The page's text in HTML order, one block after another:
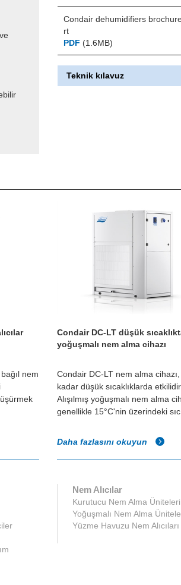
Condair dehumidifiers
rt
PDF (1.6MB)
Teknik kılavuz
nem
Condair DC-LT düşük
yoğuşmalı nem alma cihazı
Condair DC-LT nem alma
kadar düşük sıcaklıklarda etkilidir.
Alışılmış yoğuşmalı nem alma
genellikle 15°C'nin üzerindeki
Daha fazlasını okuyun
Nem Alıcılar
Kurutucu Nem Alma Üniteleri
Yoğuşmalı Nem Alma
Yüzme Havuzu Nem Alıcıları